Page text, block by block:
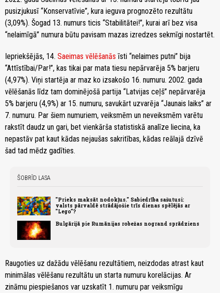
pusizjukusī “Konservatīvie”, kura ieguva prognozēto rezultātu
(3,09%). Šogad 13. numurs ticis “Stabilitātei!”, kurai arī bez visa
“nelaimīgā” numura būtu pavisam mazas izredzes sekmīgi nostartēt.
Iepriekšējās, 14. Saeimas vēlēšanās īsti “nelaimes putni” bija
“Attīstībai/Par!”, kas tikai par mata tiesu nepārvarēja 5% barjeru
(4,97%). Viņi startēja ar maz ko izsakošo 16. numuru. 2002. gada
vēlēšanās līdz tam dominējošā partija “Latvijas ceļš” nepārvarēja
5% barjeru (4,9%) ar 15. numuru, savukārt uzvarēja “Jaunais laiks” ar
7. numuru. Par šiem numuriem, veiksmēm un neveiksmēm varētu
rakstīt daudz un gari, bet vienkārša statistiskā analīze liecina, ka
nepastāv pat kaut kādas nejaušas sakritības, kādas reālajā dzīvē
šad tad mēdz gadīties.
ŠOBRĪD LASA
"Prieks maksāt nodokļus." Sabiedrība sašutusi:
valsts pārvaldē strādājošie trīs dienas spēlējās ar
"Lego"?
Bulgārijā pie Rumānijas robežas nogrand sprādziens
Raugoties uz dažādu vēlēšanu rezultātiem, neizdodas atrast kaut
minimālas vēlēšanu rezultātu un starta numuru korelācijas. Ar
zināmu piespiešanos var uzskatīt 1. numuru par veiksmīgu